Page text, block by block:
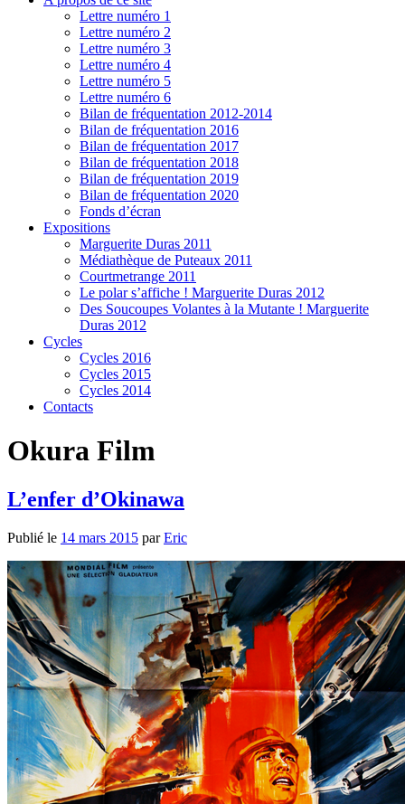
Lettre numéro 1
Lettre numéro 2
Lettre numéro 3
Lettre numéro 4
Lettre numéro 5
Lettre numéro 6
Bilan de fréquentation 2012-2014
Bilan de fréquentation 2016
Bilan de fréquentation 2017
Bilan de fréquentation 2018
Bilan de fréquentation 2019
Bilan de fréquentation 2020
Fonds d’écran
Expositions
Marguerite Duras 2011
Médiathèque de Puteaux 2011
Courtmetrange 2011
Le polar s’affiche ! Marguerite Duras 2012
Des Soucoupes Volantes à la Mutante ! Marguerite
Duras 2012
Cycles
Cycles 2016
Cycles 2015
Cycles 2014
Contacts
Okura Film
L’enfer d’Okinawa
Publié le 14 mars 2015 parEric